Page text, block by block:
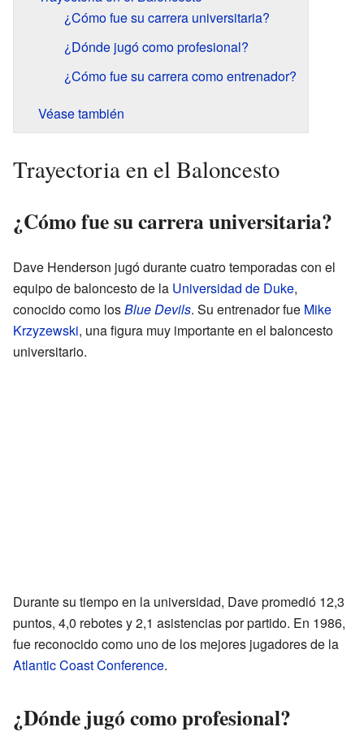
¿Cómo fue su carrera universitaria?
¿Dónde jugó como profesional?
¿Cómo fue su carrera como entrenador?
Véase también
Trayectoria en el Baloncesto
¿Cómo fue su carrera universitaria?
Dave Henderson jugó durante cuatro temporadas con el
equipo de baloncesto de la Universidad de Duke,
conocido como losBlue Devils. Su entrenador fue Mike
Krzyzewski, una figura muy importante en el baloncesto
universitario.
Durante su tiempo en la universidad, Dave promedió 12,3
puntos, 4,0 rebotes y 2,1 asistencias por partido. En 1986,
fue reconocido como uno de los mejores jugadores de la
Atlantic Coast Conference.
¿Dónde jugó como profesional?